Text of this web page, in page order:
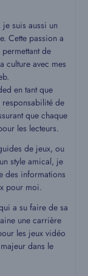
je suis aussi un
Cette passion a
de
culture avec mes
en tant que
responsabilité de
que chaque
les lecteurs.
de jeux, ou
style amical, je
des informations
pour moi.
a su faire de sa
une carrière
les jeux vidéo
dans le